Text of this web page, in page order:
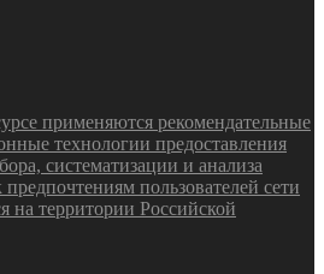
применяются рекомендательные
технологии предоставления
систематизации и анализа
пользователей сети
на территории Российской